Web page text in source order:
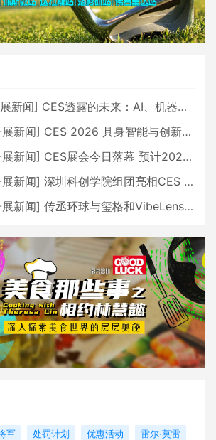
新闻] CES透露的未来：AI、机器人与智能生活大爆发
新闻] CES 2026 具身智能与创新领域 中国公司大放异彩
新闻] CES展会今日落幕 预计2026行业收入将超五千亿美元
新闻] 深圳科创学院组团亮相CES 广受好评
新闻] 传丞环球与玺格和VibeLens共同推出全新耳机
军 处罚计划 优惠活动
雷尔·莫雷